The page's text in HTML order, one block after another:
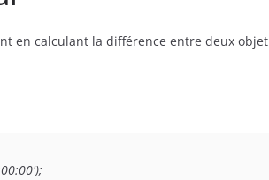
en calculant la différence entre deux objet